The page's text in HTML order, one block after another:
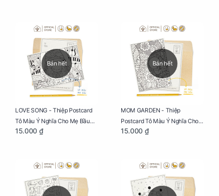
Bán hết
LOVE SONG - Thiệp Postcard
Tô Màu Ý Nghĩa Cho Mẹ Bầu
Sáng Tạo, Thư Giãn Và Hạnh
15.000 ₫
Bán hết
MOM GARDEN - Thiệp
Postcard Tô Màu Ý Nghĩa Cho
Mẹ Bầu Sáng Tạo, Thư Giãn Và
15.000 ₫